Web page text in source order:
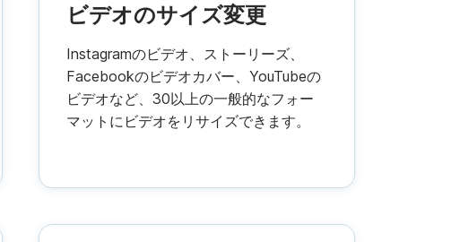
ビデオのサイズ変更
Instagramのビデオ、ストーリーズ、
Facebookのビデオカバー、YouTubeの
ビデオなど、30以上の一般的なフォー
マットにビデオをリサイズできます。